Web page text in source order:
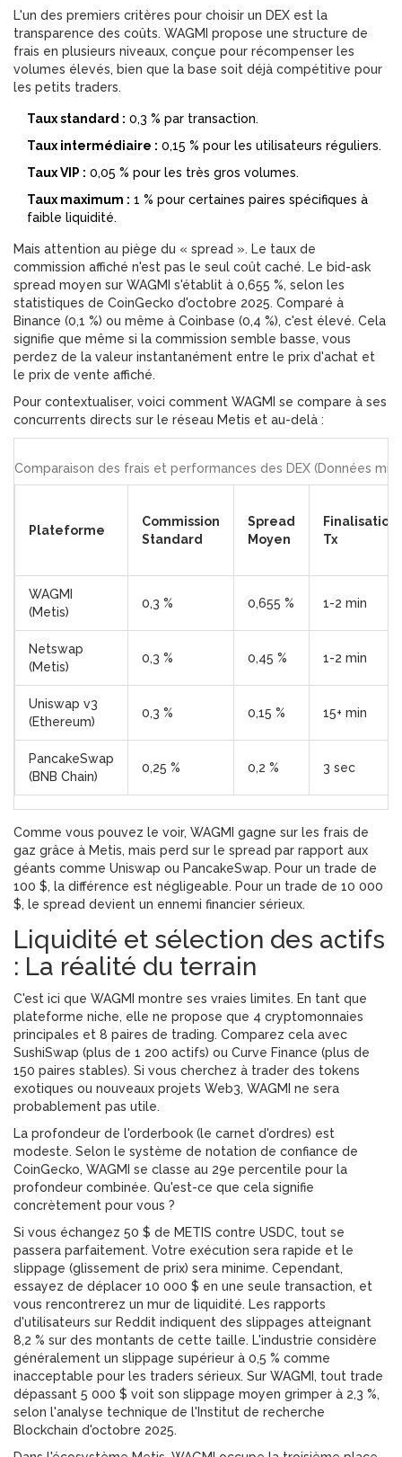
L'un des premiers critères pour choisir un DEX est la
transparence des coûts. WAGMI propose une structure de
frais en plusieurs niveaux, conçue pour récompenser les
volumes élevés, bien que la base soit déjà compétitive pour
les petits traders.
Taux standard : 0,3 % par transaction.
Taux intermédiaire : 0,15 % pour les utilisateurs réguliers.
Taux VIP : 0,05 % pour les très gros volumes.
Taux maximum : 1 % pour certaines paires spécifiques à
faible liquidité.
Mais attention au piège du « spread ». Le taux de
commission affiché n'est pas le seul coût caché. Le bid-ask
spread moyen sur WAGMI s'établit à 0,655 %, selon les
statistiques de CoinGecko d'octobre 2025. Comparé à
Binance (0,1 %) ou même à Coinbase (0,4 %), c'est élevé. Cela
signifie que même si la commission semble basse, vous
perdez de la valeur instantanément entre le prix d'achat et
le prix de vente affiché.
Pour contextualiser, voici comment WAGMI se compare à ses
concurrents directs sur le réseau Metis et au-delà :
Comparaison des frais et performances des DEX (Données mi-
Plateforme
Commission
Standard
Spread
Moyen
Finalisation
Tx
WAGMI
(Metis)
0,3 % 0,655 % 1-2 min
Netswap
(Metis)
0,3 % 0,45 % 1-2 min
Uniswap v3
(Ethereum)
0,3 % 0,15 % 15+ min
PancakeSwap
(BNB Chain)
0,25 % 0,2 % 3 sec
Comme vous pouvez le voir, WAGMI gagne sur les frais de
gaz grâce à Metis, mais perd sur le spread par rapport aux
géants comme Uniswap ou PancakeSwap. Pour un trade de
100 $, la différence est négligeable. Pour un trade de 10 000
$, le spread devient un ennemi financier sérieux.
Liquidité et sélection des actifs
: La réalité du terrain
C'est ici que WAGMI montre ses vraies limites. En tant que
plateforme niche, elle ne propose que 4 cryptomonnaies
principales et 8 paires de trading. Comparez cela avec
SushiSwap (plus de 1 200 actifs) ou Curve Finance (plus de
150 paires stables). Si vous cherchez à trader des tokens
exotiques ou nouveaux projets Web3, WAGMI ne sera
probablement pas utile.
La profondeur de l'orderbook (le carnet d'ordres) est
modeste. Selon le système de notation de confiance de
CoinGecko, WAGMI se classe au 29e percentile pour la
profondeur combinée. Qu'est-ce que cela signifie
concrètement pour vous ?
Si vous échangez 50 $ de METIS contre USDC, tout se
passera parfaitement. Votre exécution sera rapide et le
slippage (glissement de prix) sera minime. Cependant,
essayez de déplacer 10 000 $ en une seule transaction, et
vous rencontrerez un mur de liquidité. Les rapports
d'utilisateurs sur Reddit indiquent des slippages atteignant
8,2 % sur des montants de cette taille. L'industrie considère
généralement un slippage supérieur à 0,5 % comme
inacceptable pour les traders sérieux. Sur WAGMI, tout trade
dépassant 5 000 $ voit son slippage moyen grimper à 2,3 %,
selon l'analyse technique de l'Institut de recherche
Blockchain d'octobre 2025.